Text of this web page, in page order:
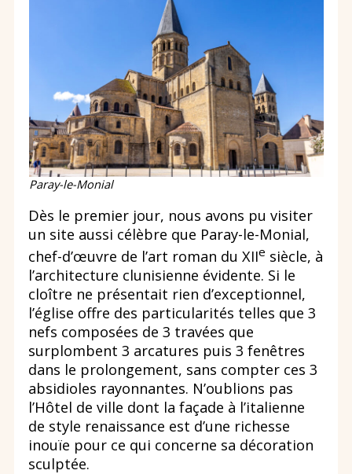
Paray-le-Monial
Dès le premier jour, nous avons pu visiter
un site aussi célèbre que Paray-le-Monial,
chef-d’œuvre de l’art roman du XIIe siècle, à
l’architecture clunisienne évidente. Si le
cloître ne présentait rien d’exceptionnel,
l’église offre des particularités telles que 3
nefs composées de 3 travées que
surplombent 3 arcatures puis 3 fenêtres
dans le prolongement, sans compter ces 3
absidioles rayonnantes. N’oublions pas
l’Hôtel de ville dont la façade à l’italienne
de style renaissance est d’une richesse
inouïe pour ce qui concerne sa décoration
sculptée.